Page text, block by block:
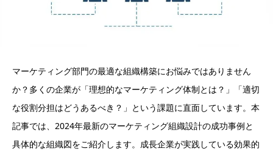
マーケティング部門の最適な組織構築にお悩みではありません
か？多くの企業が「理想的なマーケティング体制とは？」「適切
な役割分担はどうあるべき？」という課題に直面しています。本
記事では、2024年最新のマーケティング組織設計の成功事例と
具体的な組織図をご紹介します。成長企業が実践している効果的